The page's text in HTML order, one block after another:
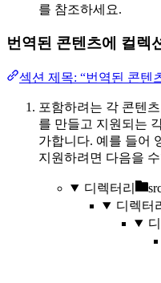
를 참조하세요.
번역된 콘텐츠에 컬렉
섹션 제목: “번역된 콘텐
포함하려는 각 콘텐
를 만들고 지원되는
가합니다. 예를 들어
지원하려면 다음을
디렉터리
디렉터